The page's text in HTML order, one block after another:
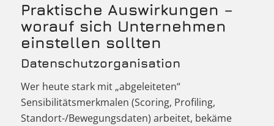
Praktische Auswirkungen –
worauf sich Unternehmen
einstellen sollten
Datenschutzorganisation
Wer heute stark mit „abgeleiteten“
Sensibilitätsmerkmalen (Scoring, Profiling,
Standort-/Bewegungsdaten) arbeitet, bekäme